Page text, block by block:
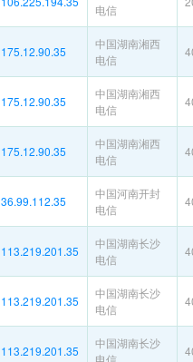
电信
175.12.90.35
中国湖南湘西
电信
175.12.90.35
中国湖南湘西
电信
175.12.90.35
中国湖南湘西
电信
36.99.112.35
中国河南开封
电信
113.219.201.35
中国湖南长沙
电信
113.219.201.35
中国湖南长沙
电信
113.219.201.35
中国湖南长沙
电信